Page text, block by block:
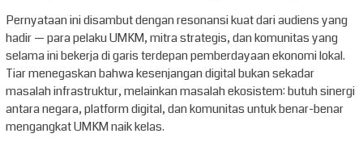
Pernyataan ini disambut dengan resonansi kuat dari audiens yang
hadir — para pelaku UMKM, mitra strategis, dan komunitas yang
selama ini bekerja di garis terdepan pemberdayaan ekonomi lokal.
Tiar menegaskan bahwa kesenjangan digital bukan sekadar
masalah infrastruktur, melainkan masalah ekosistem: butuh sinergi
antara negara, platform digital, dan komunitas untuk benar-benar
mengangkat UMKM naik kelas.